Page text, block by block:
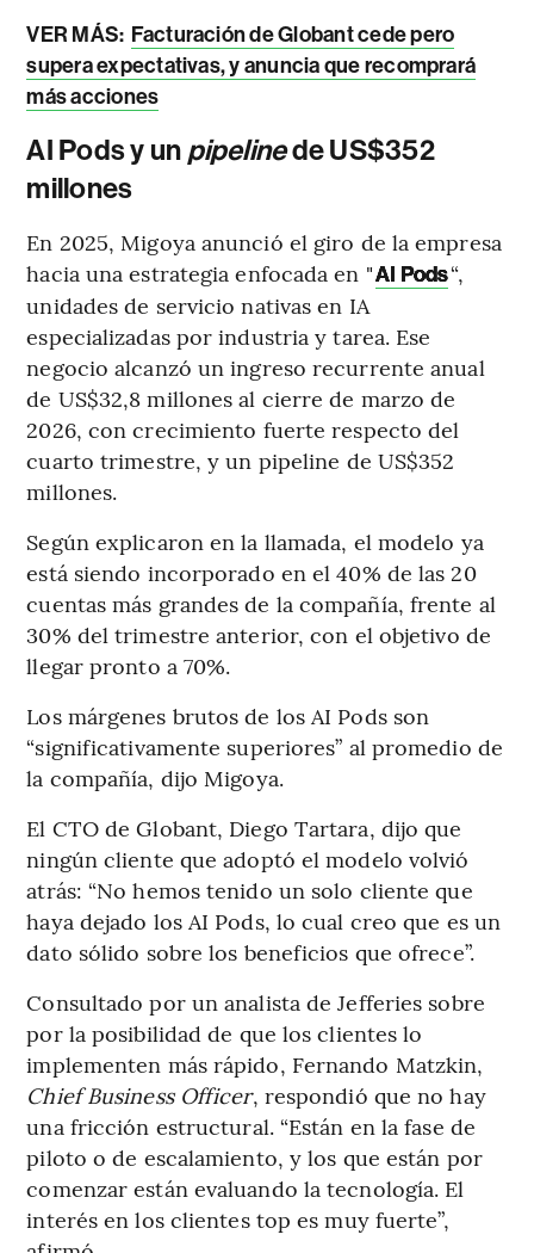
VER MÁS: Facturación de Globant cede pero
supera expectativas, y anuncia que recomprará
más acciones
AI Pods y un pipelinede US$352
millones
En 2025, Migoya anunció el giro de la empresa
hacia una estrategia enfocada en "AI Pods“,
unidades de servicio nativas en IA
especializadas por industria y tarea. Ese
negocio alcanzó un ingreso recurrente anual
de US$32,8 millones al cierre de marzo de
2026, con crecimiento fuerte respecto del
cuarto trimestre, y un pipeline de US$352
millones.
Según explicaron en la llamada, el modelo ya
está siendo incorporado en el 40% de las 20
cuentas más grandes de la compañía, frente al
30% del trimestre anterior, con el objetivo de
llegar pronto a 70%.
Los márgenes brutos de los AI Pods son
“significativamente superiores” al promedio de
la compañía, dijo Migoya.
El CTO de Globant, Diego Tartara, dijo que
ningún cliente que adoptó el modelo volvió
atrás: “No hemos tenido un solo cliente que
haya dejado los AI Pods, lo cual creo que es un
dato sólido sobre los beneficios que ofrece”.
Consultado por un analista de Jefferies sobre
por la posibilidad de que los clientes lo
implementen más rápido, Fernando Matzkin,
Chief Business Officer, respondió que no hay
una fricción estructural. “Están en la fase de
piloto o de escalamiento, y los que están por
comenzar están evaluando la tecnología. El
interés en los clientes top es muy fuerte”,